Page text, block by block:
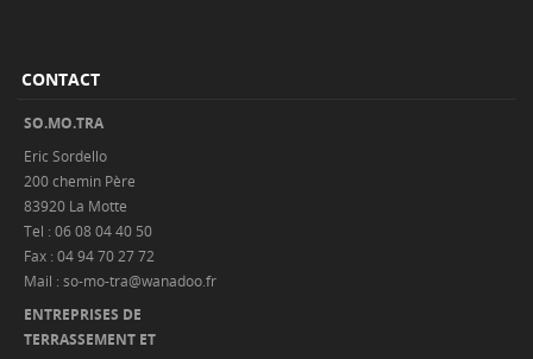
CONTACT
SO.MO.TRA
Eric Sordello
200 chemin Père
83920 La Motte
Tel : 06 08 04 40 50
Fax : 04 94 70 27 72
Mail : so-mo-tra@wanadoo.fr
ENTREPRISES DE
TERRASSEMENT ET